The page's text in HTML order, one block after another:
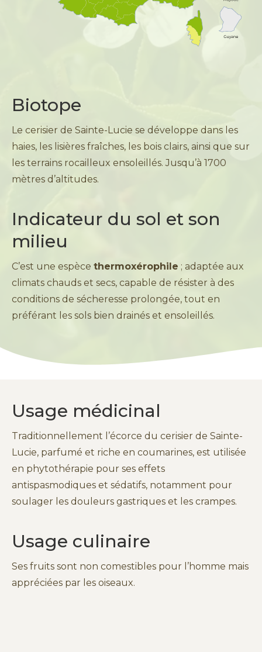
Biotope
Le cerisier de Sainte-Lucie se développe dans les
haies, les lisières fraîches, les bois clairs, ainsi que sur
les terrains rocailleux ensoleillés. Jusqu’à 1700
mètres d’altitudes.
Indicateur du sol et son
milieu
C’est une espèce thermoxérophile ; adaptée aux
climats chauds et secs, capable de résister à des
conditions de sécheresse prolongée, tout en
préférant les sols bien drainés et ensoleillés.
Usage médicinal
Traditionnellement l’écorce du cerisier de Sainte-
Lucie, parfumé et riche en coumarines, est utilisée
en phytothérapie pour ses effets
antispasmodiques et sédatifs, notamment pour
soulager les douleurs gastriques et les crampes.
Usage culinaire
Ses fruits sont non comestibles pour l’homme mais
appréciées par les oiseaux.